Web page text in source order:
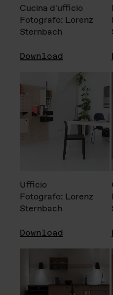
Cucina d'ufficio
Fotografo: Lorenz
Sternbach
Download
Ufficio
Fotografo: Lorenz
Sternbach
Download